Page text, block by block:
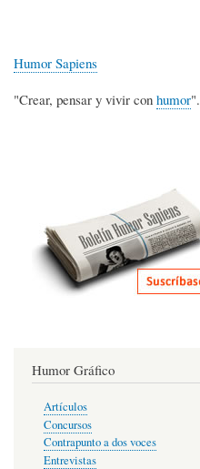
Humor Sapiens
"Crear, pensar y vivir con humor".
Humor Gráfico
Artículos
Concursos
Contrapunto a dos voces
Entrevistas